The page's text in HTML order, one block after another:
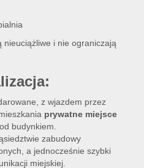
nieuciążliwe i nie ograniczają
z wjazdem przez
prywatne miejsce
budynkiem.
zabudowy
a jednocześnie szybki
miejskiej.